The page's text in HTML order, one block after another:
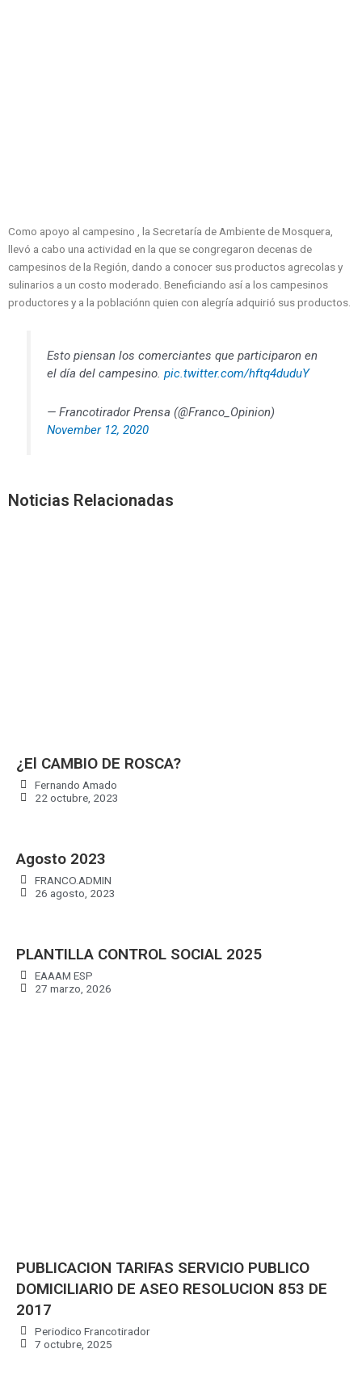
Como apoyo al campesino , la Secretaría de Ambiente de Mosquera,
llevó a cabo una actividad en la que se congregaron decenas de
campesinos de la Región, dando a conocer sus productos agrecolas y
sulinarios a un costo moderado. Beneficiando así a los campesinos
productores y a la poblaciónn quien con alegría adquirió sus productos.
Esto piensan los comerciantes que participaron en
el día del campesino. pic.twitter.com/hftq4duduY
— Francotirador Prensa (@Franco_Opinion)
November 12, 2020
Noticias Relacionadas
¿El CAMBIO DE ROSCA?
Fernando Amado
22 octubre, 2023
Agosto 2023
FRANCO.ADMIN
26 agosto, 2023
PLANTILLA CONTROL SOCIAL 2025
EAAAM ESP
27 marzo, 2026
PUBLICACION TARIFAS SERVICIO PUBLICO
DOMICILIARIO DE ASEO RESOLUCION 853 DE
2017
Periodico Francotirador
7 octubre, 2025